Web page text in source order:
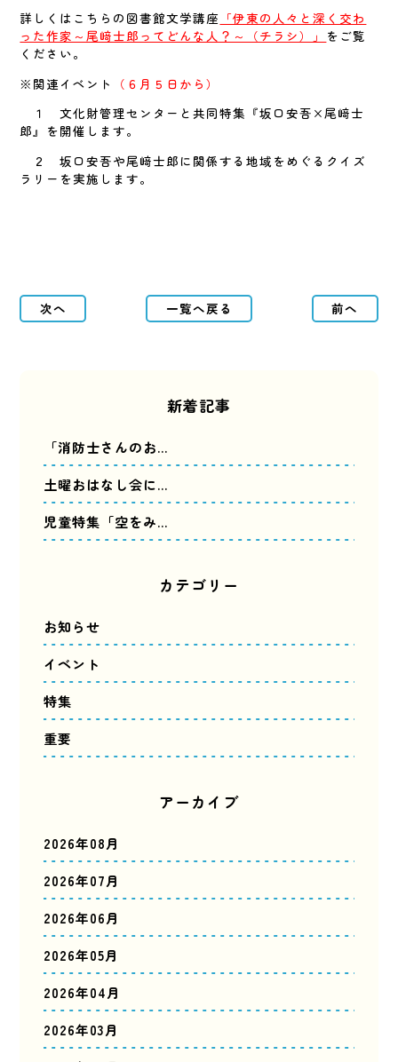
詳しくはこちらの図書館文学講座 「伊東の人々と深く交わ
った作家～尾﨑士郎ってどんな人？～（チラシ）」 をご覧
ください。
※関連イベント
（６月５日から）
１ 文化財管理センターと共同特集『坂口安吾×尾﨑士
郎』を開催します。
２ 坂口安吾や尾﨑士郎に関係する地域をめぐるクイズ
ラリーを実施します。
次へ 一覧へ戻る 前へ
新着記事
「消防士さんのお…
土曜おはなし会に…
児童特集「空をみ…
カテゴリー
お知らせ
イベント
特集
重要
アーカイブ
2026年08月
2026年07月
2026年06月
2026年05月
2026年04月
2026年03月